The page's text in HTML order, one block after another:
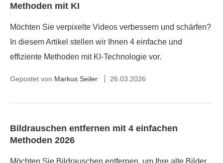
Methoden mit KI
Möchten Sie verpixelte Videos verbessern und schärfen?
In diesem Artikel stellen wir Ihnen 4 einfache und
effiziente Methoden mit KI-Technologie vor.
Gepostet von Markus Seiler 26.03.2026
Bildrauschen entfernen mit 4 einfachen
Methoden 2026